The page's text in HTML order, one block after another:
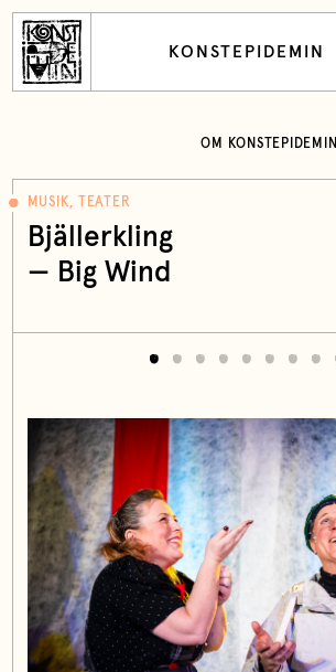
KONSTEPIDEMIN
OM KONSTEPIDEMIN
MUSIK, TEATER
Bjällerkling
— Big Wind